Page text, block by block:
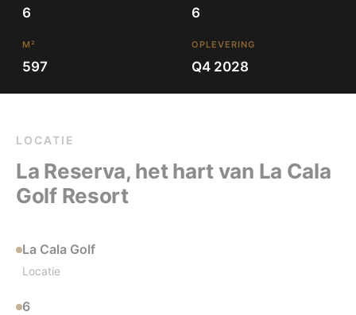
6 6
M²
597
OPLEVERING
Q4 2028
LOCATIE
La Reserva, het hart van La Cala
Golf Resort
La Cala Golf
Locatie
6